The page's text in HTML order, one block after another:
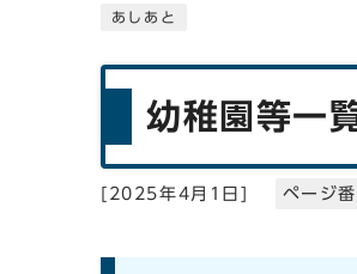
あしあと
幼稚園等一
2025年4月1日 ページ